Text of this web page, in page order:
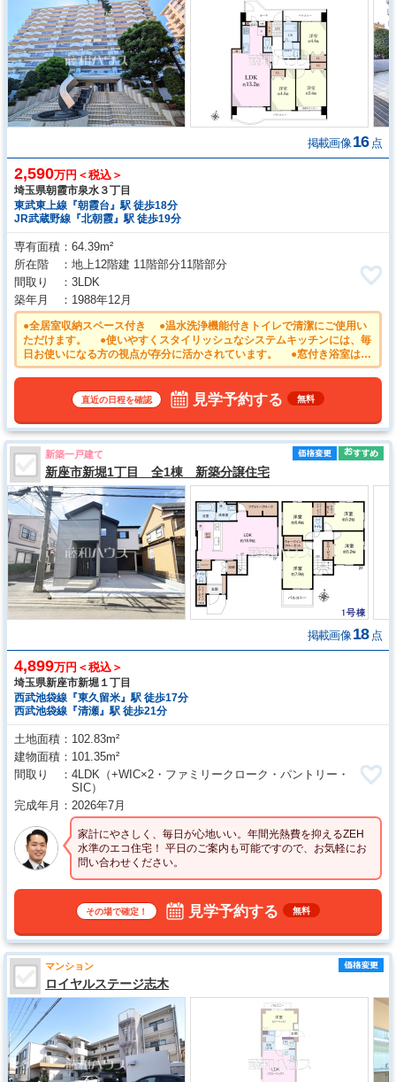
掲載画像 16 点
2,590万円＜税込＞
埼玉県朝霞市泉水３丁目
東武東上線『朝霞台』駅 徒歩18分
JR武蔵野線『北朝霞』駅 徒歩19分
専有面積
64.39m²
所在階
地上12階建 11階部分11階部分
間取り
3LDK
築年月
1988年12月
●全居室収納スペース付き ●温水洗浄機能付きトイレで清潔にご使用い
ただけます。 ●使いやすくスタイリッシュなシステムキッチンには、毎
日お使いになる方の視点が存分に活かされています。 ●窓付き浴室はし
っかり換気ができていつも清潔に、毎日のバスタイムが楽しみになりま
直近の日程を確認 見学予約する 無料
新築一戸建て
新座市新堀1丁目 全1棟 新築分譲住宅
掲載画像 18 点
4,899万円＜税込＞
埼玉県新座市新堀１丁目
西武池袋線『東久留米』駅 徒歩17分
西武池袋線『清瀬』駅 徒歩21分
土地面積
102.83m²
建物面積
101.35m²
間取り
4LDK （+WIC×2・ファミリークローク・パントリー・
SIC）
完成年月
2026年7月
家計にやさしく、毎日が心地いい。年間光熱費を抑えるZEH
水準のエコ住宅！ 平日のご案内も可能ですので、お気軽にお
問い合わせください。
その場で確定！ 見学予約する 無料
マンション
ロイヤルステージ志木